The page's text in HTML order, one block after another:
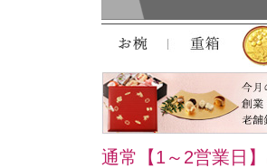
通常【1～2営業日